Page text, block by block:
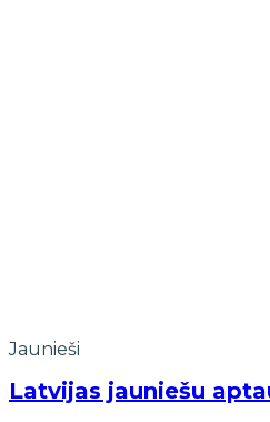
Jaunieši
Latvijas jauniešu